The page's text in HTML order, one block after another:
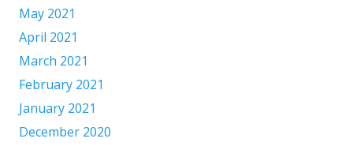
May 2021
April 2021
March 2021
February 2021
January 2021
December 2020